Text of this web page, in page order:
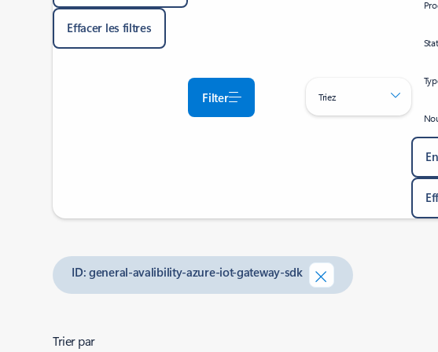
Effacer les filtres
Filter Triez
ID: general-avalibility-azure-iot-gateway-sdk
Trier par